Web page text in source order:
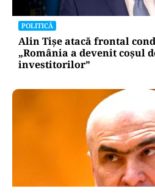
POLITICĂ
Alin Tișe atacă frontal
„România a devenit coșul
investitorilor”